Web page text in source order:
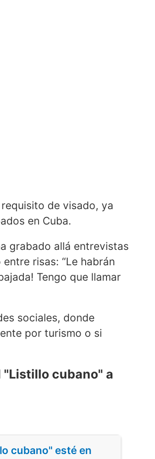
de visado, ya
en Cuba.
grabado allá entrevistas
risas: “Le habrán
Tengo que llamar
sociales, donde
por turismo o si
cubano" a
cubano" esté en